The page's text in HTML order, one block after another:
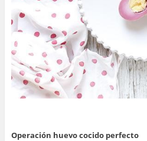
Operación huevo cocido perfecto